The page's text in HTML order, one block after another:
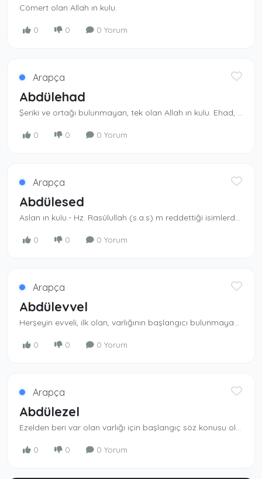
Cömert olan Allah ın kulu.
0 0 0 Yorum
Arapça
Abdülehad
Şeriki ve ortağı bulunmayan, tek olan Allah ın kulu. Ehad, Allah ın isimlerindendir.
0 0 0 Yorum
Arapça
Abdülesed
Aslan ın kulu.- Hz. Rasûlullah (s.a.s) m reddet­tiği isimlerdendir. Müslümanlar kullanmazlar.
0 0 0 Yorum
Arapça
Abdülevvel
Herşeyin evveli, ilk olan, varlığının başlan­gıcı bulunmayan Allah ın kulu.
0 0 0 Yorum
Arapça
Abdülezel
Ezelden beri var olan varlığı için başlangıç söz konusu olmayan Allah ın kulu. Ezelden beri var olan Allah ın kulu.
0 0 0 Yorum